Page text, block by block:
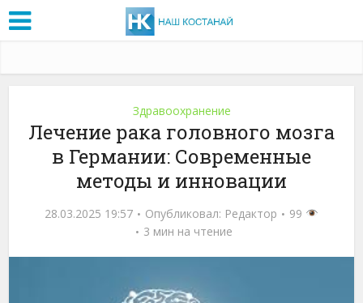
Здравоохранение
Лечение рака головного мозга
в Германии: Современные
методы и инновации
28.03.2025 19:57 Опубликовал: Редактор
99
3 мин на чтение